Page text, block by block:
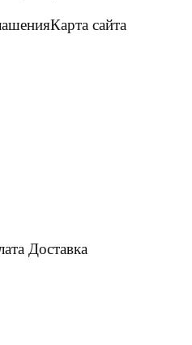
Карта сайта
Доставка